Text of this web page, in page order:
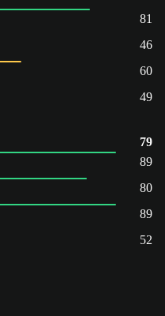
81
46
60
49
79
89
80
89
52